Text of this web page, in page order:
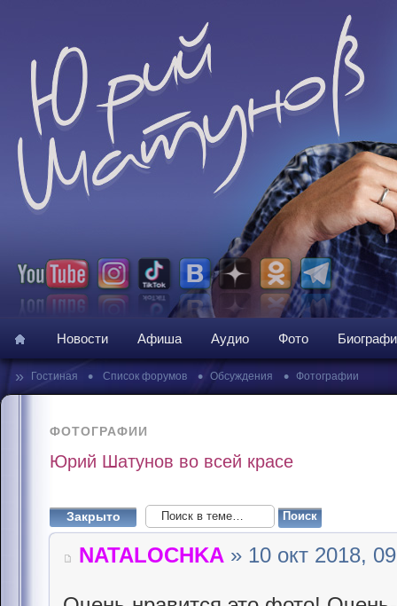
Новости Афиша Аудио Фото
» Гостиная • Список форумов • Обсуждения • Фотографии
ФОТОГРАФИИ
Юрий Шатунов во всей красе
Закрыто
NATALOCHKA » 10 окт 2018,